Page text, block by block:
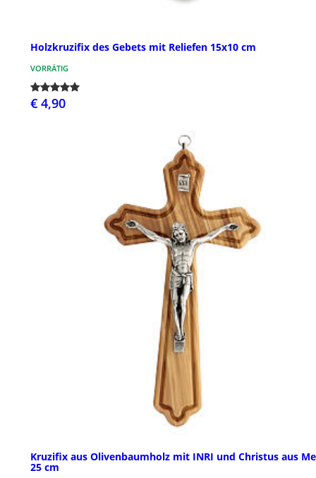
Holzkruzifix des Gebets mit Reliefen 15x10 cm
VORRÄTIG
€ 4,90
Kruzifix aus Olivenbaumholz mit INRI und Christus aus
25 cm